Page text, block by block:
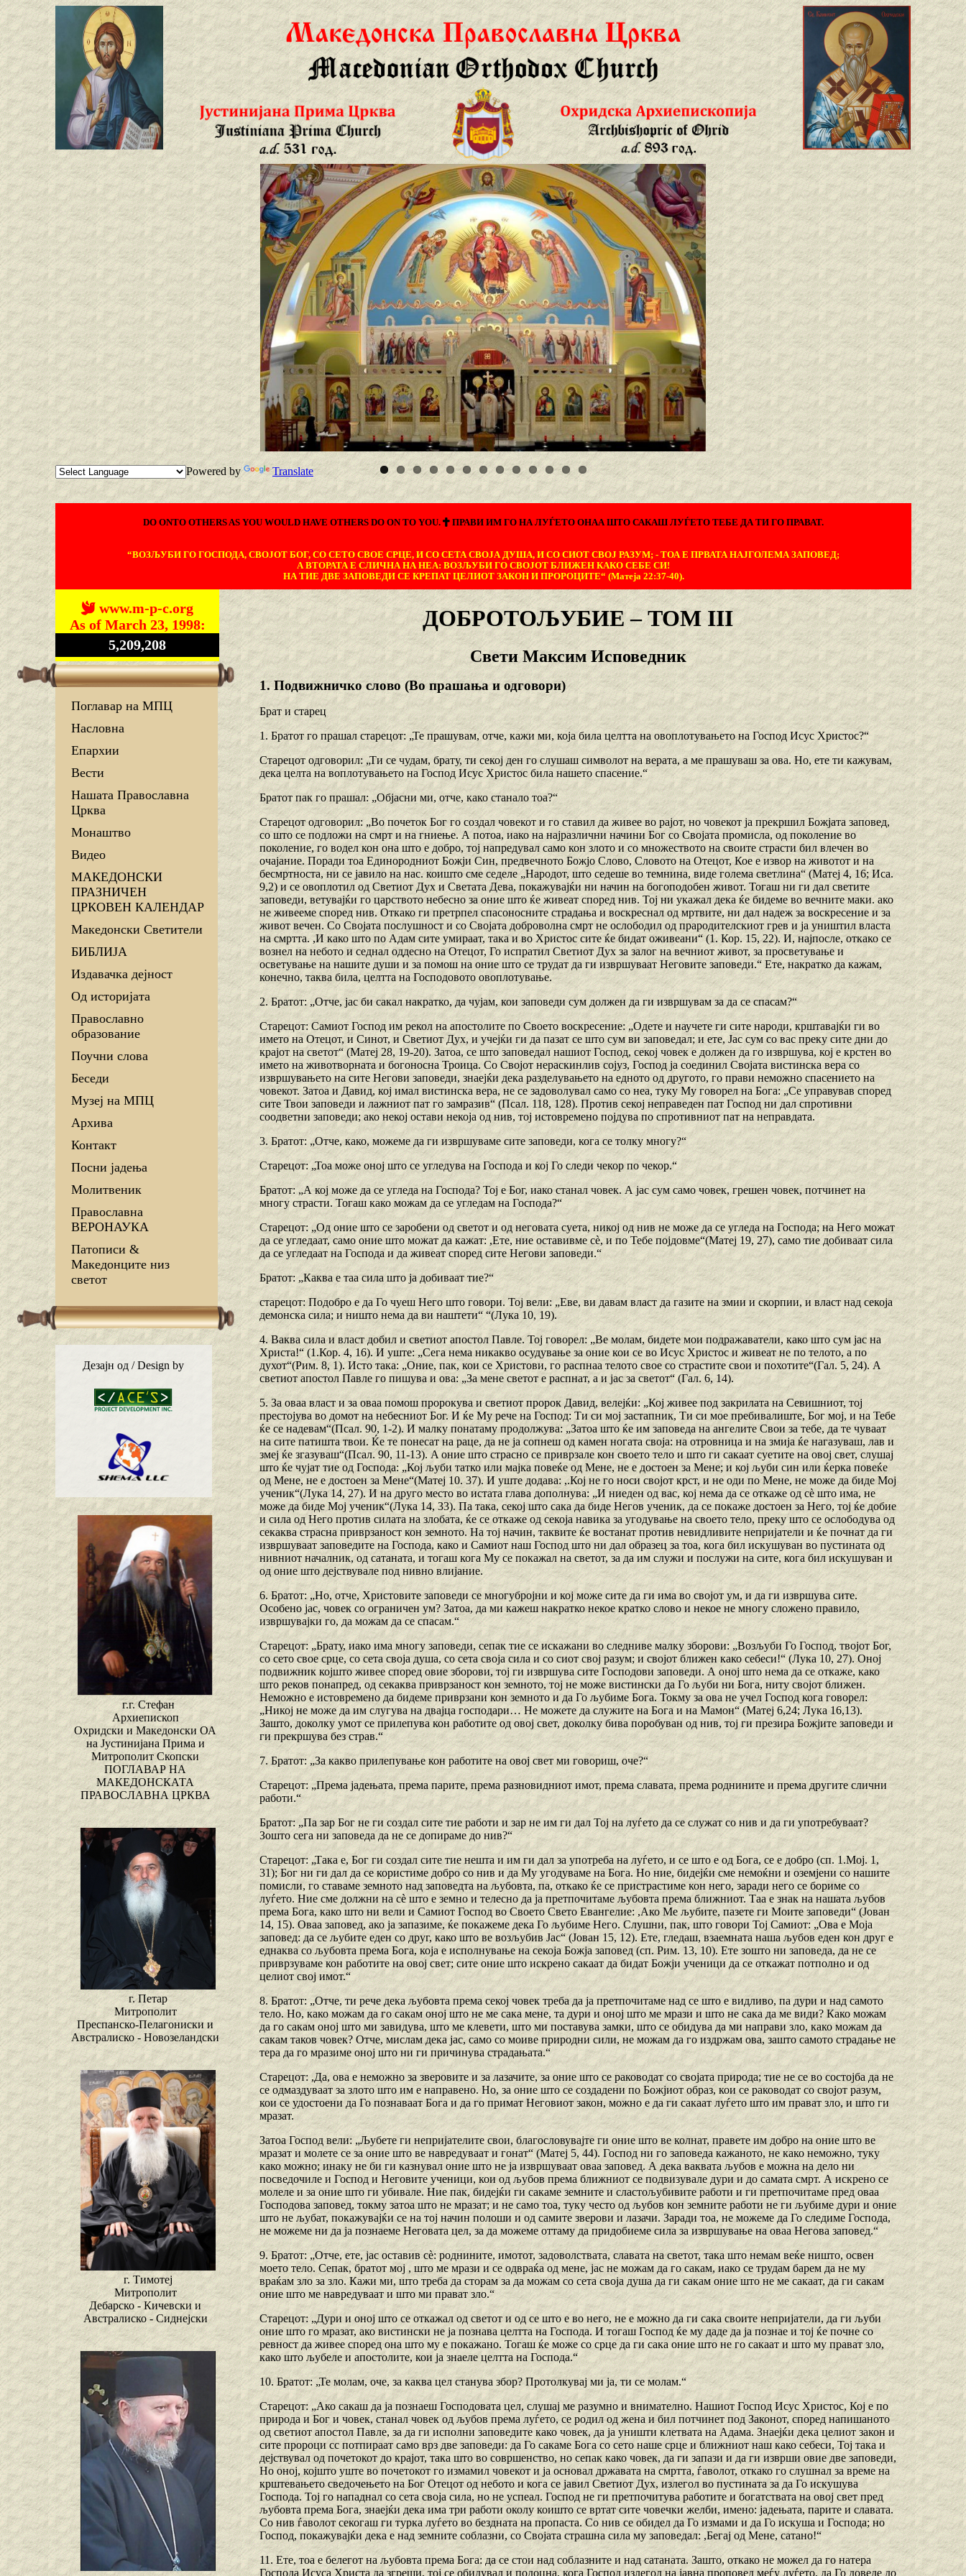
Powered by Translate
DO ONTO OTHERS AS YOU WOULD HAVE OTHERS DO ON TO YOU. ПРАВИ ИМ ГО НА ЛУЃЕТО ОНАА ШТО САКАШ ЛУЃЕТО ТЕБЕ ДА ТИ ГО ПРАВАТ.
“ВОЗЉУБИ ГО ГОСПОДА, СВОЈОТ БОГ, СО СЕТО СВОЕ СРЦЕ, И СО СЕТА СВОЈА ДУША, И СО СИОТ СВОЈ РАЗУМ; - ТОА Е ПРВАТА НАЈГОЛЕМА ЗАПОВЕД;
А ВТОРАТА Е СЛИЧНА НА НЕА: ВОЗЉУБИ ГО СВОЈОТ БЛИЖЕН КАКО СЕБЕ СИ!
НА ТИЕ ДВЕ ЗАПОВЕДИ СЕ КРЕПАТ ЦЕЛИОТ ЗАКОН И ПРОРОЦИТЕ“ (Матеја 22:37-40).
www.m-p-c.org
As of March 23, 1998:
5,209,208
Поглавар на МПЦ
Насловна
Епархии
Вести
Нашата Православна
Црква
Монаштво
Видео
МАКЕДОНСКИ
ПРАЗНИЧЕН
ЦРКОВЕН КАЛЕНДАР
Македонски Светители
БИБЛИЈА
Издавачка дејност
Од историјата
Православно
образование
Поучни слова
Беседи
Музеј на МПЦ
Архива
Контакт
Посни јадења
Молитвеник
Православна
ВЕРОНАУКА
Патописи &
Македонците низ
светот
Дезајн од / Design by
г.г. Стефан
Архиепископ
Охридски и Македонски ОА
на Јустинијана Прима и
Митрополит Скопски
ПОГЛАВАР НА
МАКЕДОНСКАТА
ПРАВОСЛАВНА ЦРКВА
г. Петар
Митрополит
Преспанско-Пелагониски и
Австралиско - Новозеландски
г. Тимотеј
Митрополит
Дебарско - Кичевски и
Австралиско - Сиднејски
ДОБРОТОЉУБИЕ – TOM III
Свети Максим Исповедник
1. Подвижничко слово (Bо прашања и одговори)
Брат и старец
1. Братот го прашал старецот: „Те прашувам, отче, кажи ми, која била целтта на овоплотувањето на Господ Исус Христос?“
Старецот одговорил: „Ти се чудам, брату, ти секој ден го слушаш символот на верата, а ме прашуваш за ова. Но, ете ти кажувам,
дека целта на воплотувањето на Господ Исус Христос била нашето спасение.“
Братот пак го прашал: „Објасни ми, отче, како станало тоа?“
Старецот одговорил: „Во почеток Бог го создал човекот и го ставил да живее во рајот, но човекот ја прекршил Божјата заповед,
со што се подложи на смрт и на гниење. А потоа, иако на најразлични начини Бог со Својата промисла, од поколение во
поколение, го водел кон она што е добро, тој напредувал само кон злото и со множеството на своите страсти бил влечен во
очајание. Поради тоа Единородниот Божји Син, предвечното Божјо Слово, Словото на Отецот, Кое е извор на животот и на
бесмртноста, ни се јавило на нас. коишто сме седеле „Народот, што седеше во темнина, виде голема светлина“ (Матеј 4, 16; Иса.
9,2) и се овоплотил од Светиот Дух и Светата Дева, покажувајќи ни начин на богоподобен живот. Тогаш ни ги дал светите
заповеди, ветувајќи го царството небесно за оние што ќе живеат според нив. Тој ни укажал дека ќе бидеме во вечните маки. ако
не живееме според нив. Откако ги претрпел спасоносните страдања и воскреснал од мртвите, ни дал надеж за воскресение и за
живот вечен. Со Својата послушност и со Својата доброволна смрт не ослободил од прародителскиот грев и ја уништил власта
на смртта. ,И како што по Адам сите умираат, така и во Христос сите ќе бидат оживеани“ (1. Кор. 15, 22). И, најпосле, откако се
вознел на небото и седнал оддесно на Отецот, Го испратил Светиот Дух за залог на вечниот живот, за просветување и
осветување на нашите души и за помош на оние што се трудат да ги извршуваат Неговите заповеди.“ Ете, накратко да кажам,
конечно, таква била, целтта на Господовото овоплотување.
2. Братот: „Отче, јас би сакал накратко, да чујам, кои заповеди сум должен да ги извршувам за да се спасам?“
Старецот: Самиот Господ им рекол на апостолите по Своето воскресение: „Одете и научете ги сите народи, крштавајќи ги во
името на Отецот, и Синот, и Светиот Дух, и учејќи ги да пазат се што сум ви заповедал; и ете, Јас сум со вас преку сите дни до
крајот на светот“ (Матеј 28, 19-20). Затоа, се што заповедал нашиот Господ, секој човек е должен да го извршува, кој е крстен во
името на животворната и богоносна Троица. Со Својот нераскинлив сојуз, Господ ја соединил Својата вистинска вера со
извршувањето на сите Негови заповеди, знаејќи дека разделувањето на едното од другото, го прави неможно спасението на
човекот. Затоа и Давид, кој имал вистинска вера, не се задоволувал само со неа, туку Му говорел на Бога: „Се управував според
сите Твои заповеди и лажниот пат го замразив“ (Псал. 118, 128). Против секој неправеден пат Господ ни дал спротивни
соодветни заповеди; ако некој остави некоја од нив, тој истовремено појдува по спротивниот пат на неправдата.
3. Братот: „Отче, како, можеме да ги извршуваме сите заповеди, кога се толку многу?“
Старецот: „Тоа може оној што се угледува на Господа и кој Го следи чекор по чекор.“
Братот: „А кој може да се угледа на Господа? Тој е Бог, иако станал човек. А јас сум само човек, грешен човек, потчинет на
многу страсти. Тогаш како можам да се угледам на Господа?“
Старецот: „Од оние што се заробени од светот и од неговата суета, никој од нив не може да се угледа на Господа; на Него можат
да се угледаат, само оние што можат да кажат: ,Ете, ние оставивме сѐ, и по Тебе појдовме“(Матеј 19, 27), само тие добиваат сила
да се угледаат на Господа и да живеат според сите Негови заповеди.“
Братот: „Каква e таа сила што ја добиваат тие?“
старецот: Подобро е да Го чуеш Него што говори. Тој вели: „Еве, ви давам власт да газите на змии и скорпии, и власт над секоја
демонска сила; и ништо нема да ви наштети“ “(Лука 10, 19).
4. Ваква сила и власт добил и светиот апостол Павле. Тој говорел: „Ве молам, бидете мои подражаватели, како што сум јас на
Христа!“ (1.Кор. 4, 16). И уште: „Сега нема никакво осудување за оние кои се во Исус Христос и живеат не по телото, а по
духот“(Рим. 8, 1). Исто така: „Оние, пак, кои се Христови, го распнаа телото свое со страстите свои и похотите“(Гал. 5, 24). А
светиот апостол Павле го пишува и ова: „За мене светот е распнат, а и јас за светот“ (Гал. 6, 14).
5. За оваа власт и за оваа помош пророкува и светиот пророк Давид, велејќи: „Кој живее под закрилата на Севишниот, тој
престојува во домот на небесниот Бог. И ќе Му рече на Господ: Ти си мој застапник, Ти си мое пребивалиште, Бог мој, и на Тебе
ќе се надевам“(Псал. 90, 1-2). И малку понатаму продолжува: „Затоа што ќе им заповеда на ангелите Свои за тебе, да те чуваат
на сите патишта твои. Ќe тe понесат на раце, да не ја сопнеш од камен ногата своја: на отровница и на змија ќе нагазуваш, лав и
змеј ќе згазуваш“(Псал. 90, 11-13). A оние што страсно се приврзале кон своето тело и што ги сакаат суетите на овој свет, слушај
што ќе чујат тие од Господа: „Кој љуби татко или мајка повеќе од Мене, не е достоен за Мене; и кој љуби син или ќерка повеќе
од Мене, не е достоен за Мене“(Матеј 10. 37). И уште додава: ,.Кој не го носи својот крст, и не оди по Мене, не може да биде Мој
ученик“(Лука 14, 27). И на друго место во истата глава дополнува: „И ниеден од вас, кој нема да се откаже од сѐ што има, не
може да биде Мој ученик“(Лука 14, 33). Па така, секој што сака да биде Негов ученик, да се покаже достоен за Него, тој ќе добие
и сила од Него против силата на злобата, ќе се откаже од секоја навика за угодување на своето тело, преку што се ослободува од
секаква страсна приврзаност кон земното. На тој начин, таквите ќе востанат против невидливите непријатели и ќе почнат да ги
извршуваат заповедите на Господа, како и Самиот наш Господ што ни дал образец за тоа, кога бил искушуван во пустината од
нивниот началник, од сатаната, и тогаш кога Му се покажал на светот, за да им служи и послужи на сите, кога бил искушуван и
од оние што дејствувале под нивно влијание.
6. Братот: „Но, отче, Христовите заповеди се многубројни и кој може сите да ги има во својот ум, и да ги извршува сите.
Особено јас, човек со ограничен ум? Затоа, да ми кажеш накратко некое кратко слово и некое не многу сложено правило,
извршувајки го, да можам да се спасам.“
Старецот: „Брату, иако има многу заповеди, сепак тие се искажани во следниве малку зборови: „Возљуби Го Господ, твојот Бог,
со сето свое срце, со сета своја душа, со сета своја сила и со сиот свој разум; и својот ближен како себеси!“ (Лука 10, 27). Оној
подвижник којшто живее според овие зборови, тој ги извршува сите Господови заповеди. А оној што нема да се откаже, како
што реков понапред, од секаква приврзаност кон земното, тој не може вистински да Го љуби ни Бога, ниту својот ближен.
Неможно е истовремено да бидеме приврзани кон земното и да Го љубиме Бога. Токму за ова не учел Господ кога говорел:
„Никој не може да им слугува на двајца господари… Не можете да служите на Бога и на Мамон“ (Матеј 6,24; Лука 16,13).
Зашто, доколку умот се прилепува кон работите од овој свет, доколку бива поробуван од нив, тој ги презира Божјите заповеди и
ги прекршува без страв.“
7. Братот: „За какво прилепување кон работите на овој свет ми говориш, оче?“
Старецот: „Према јадењата, према парите, према разновидниот имот, према славата, према роднините и према другите слични
работи.“
Братот: „Па зар Бог не ги создал сите тие работи и зар не им ги дал Тој на луѓето да се служат со нив и да ги употребуваат?
Зошто сега ни заповеда да не се допираме до нив?“
Старецот: „Така е, Бог ги создал сите тие нешта и им ги дал за употреба на луѓето, и се што е од Бога, се е добро (сп. 1.Мој. 1,
31); Бог ни ги дал да се користиме добро со нив и да Му угодуваме на Бога. Но ние, бидејќи сме немоќни и оземјени со нашите
помисли, го ставаме земното над заповедта на љубовта, па, откако ќе се пристрастиме кон него, заради него се бориме со
луѓето. Ние сме должни на сѐ што е земно и телесно да ја претпочитаме љубовта према ближниот. Таа е знак на нашата љубов
према Бога, како што ни вели и Самиот Господ во Своето Свето Евангелие: ,Ако Ме љубите, пазете ги Моите заповеди“ (Јован
14, 15). Оваа заповед, ако ја запазиме, ќе покажеме дека Го љубиме Него. Слушни, пак, што говори Тој Самиот: „Ова е Моја
заповед: да се љубите еден со друг, како што ве возљубив Јас“ (Јован 15, 12). Ете, гледаш, взаемната наша љубов еден кон друг е
еднаква со љубовта према Бога, која е исполнување на секоја Божја заповед (сп. Рим. 13, 10). Ете зошто ни заповеда, да не се
приврзуваме кон работите на овој свет; сите оние што искрено сакаат да бидат Божји ученици да се откажат потполно и од
целиот свој имот.“
8. Братот: „Отче, ти рече дека љубовта према секој човек треба да ја претпочитаме над се што е видливо, па дури и над самото
тело. Но, како можам да го сакам оној што не ме сака мене, та дури и оној што ме мрази и што не сака да ме види? Како можам
да го сакам оној што ми завидува, што ме клевети, што ми поставува замки, што се обидува да ми направи зло, како можам да
сакам таков човек? Отче, мислам дека јас, само со моиве природни сили, не можам да го издржам ова, зашто самото страдање не
тера да го мразиме оној што ни ги причинува страдањата.“
Старецот: ,Да, ова е неможно за зверовите и за лазачите, за оние што се раководат со својата природа; тие не се во состојба да не
се одмаздуваат за злото што им е направено. Но, за оние што се создадени по Божјиот образ, кои се раководат со својот разум,
кои се удостоени да Го познаваат Бога и да го примат Неговиот закон, можно е да ги сакаат луѓето што им прават зло, и што ги
мразат.
Затоа Господ вели: „Љубете ги непријателите свои, благословувајте ги оние што ве колнат, правете им добро на оние што ве
мразат и молете се за оние што ве навредуваат и гонат“ (Матеј 5, 44). Господ ни го заповеда кажаното, не како неможно, туку
како можно; инаку не би ги казнувал оние што не ја извршуваат оваа заповед. А дека ваквата љубов е можна на дело ни
посведочиле и Господ и Неговите ученици, кои од љубов према ближниот се подвизувале дури и до самата смрт. А искрено се
молеле и за оние што ги убивале. Ние пак, бидејќи ги сакаме земните и сластољубивите работи и ги претпочитаме пред оваа
Господова заповед, токму затоа што не мразат; и не само тоа, туку често од љубов кон земните работи не ги љубиме дури и оние
што не љубат, покажувајќи се на тој начин полоши и од самите зверови и лазачи. Заради тоа, не можеме да Го следиме Господа,
не можеме ни да ја познаеме Неговата цел, за да можеме оттаму да придобиеме сила за извршување на оваа Негова заповед.“
9. Братот: „Отче, ете, јас оставив сѐ: роднините, имотот, задоволствата, славата на светот, така што немам веќе ништо, освен
моето тело. Сепак, братот мој , што ме мрази и се одвраќа од мене, јас не можам да го сакам, иако се трудам барем да не му
враќам зло за зло. Кажи ми, што треба да сторам за да можам со сета своја душа да ги сакам оние што не ме сакаат, да ги сакам
оние што ме навредуваат и што ми прават зло.“
Старецот: „Дури и оној што се откажал од светот и од се што е во него, не е можно да ги сака своите непријатели, да ги љуби
оние што го мразат, ако вистински не ја познава целтта на Господа. И тогаш Господ ќе му даде да ја познае и тој ќе почне со
ревност да живее според она што му е покажано. Тогаш ќе може со срце да ги сака оние што не го сакаат и што му прават зло,
како што љубеле и апостолите, кои ја знаеле целтта на Господа.“
10. Братот: „Те молам, оче, за каква цел станува збор? Протолкувај ми ја, ти се молам.“
Старецот: „Ако сакаш да ја познаеш Господовата цел, слушај ме разумно и внимателно. Нашиот Господ Исус Христос, Кој е по
природа и Бог и човек, станал човек од љубов према луѓето, се родил од жена и бил потчинет под Законот, според напишаното
од светиот апостол Павле, за да ги исполни заповедите како човек, да ја уништи клетвата на Адама. Знаејќи дека целиот закон и
сите пророци cc потпираат само врз две заповеди: да Го сакаме Бога со сето наше срце и ближниот наш како себеси, Тој така и
дејствувал од почетокот до крајот, така што во совршенство, но сепак како човек, да ги запази и да ги изврши овие две заповеди,
Но оној, којшто уште во почетокот го измамил човекот и ја основал државата на смртта, ѓаволот, откако го слушнал за време на
крштевањето сведочењето на Бог Отецот од небото и кога се јавил Светиот Дух, излегол во пустината за да Го искушува
Господа. Тој го нападнал со сета своја сила, но не успеал. Господ не ги претпочитува работите и богатствата на овој свет пред
љубовта према Бога, знаејќи дека има три работи околу коишто се вртат сите човечки желби, имено: јадењата, парите и славата.
Со нив ѓаволот секогаш ги турка луѓето во бездната на пропаста. Со нив се обидел да Го измами и да Го искуша и Господа; но
Господ, покажувајќи дека е над земните соблазни, со Својата страшна сила му заповедал: ,Бегај од Мене, сатано!“
11. Ете, тоа е белегот на љубовта према Бога: да се стои над соблазните и над сатаната. Зашто, откако не можел да го натера
Господа Исуса Христа да згреши, тој се обидувал и подоцна, кога Господ излегол на јавна проповед меѓу луѓето, да Го доведе до